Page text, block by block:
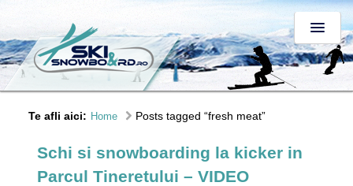
Te afli aici: Home Posts tagged “fresh meat”
Schi si snowboarding la kicker in
Parcul Tineretului – VIDEO